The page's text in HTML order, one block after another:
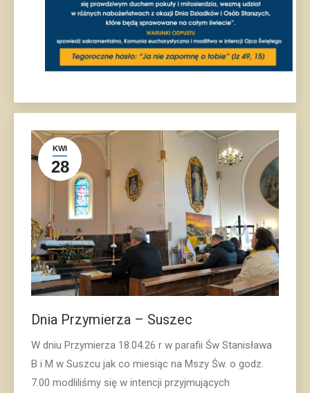
KWI
28
Dnia Przymierza – Suszec
W dniu Przymierza 18.04.26 r w parafii Św Stanisława
B i M w Suszcu jak co miesiąc na Mszy Św. o godz.
7.00 modliliśmy się w intencji przyjmujących